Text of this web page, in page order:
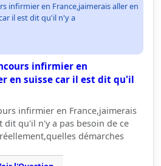
infirmier en France,jaimerais aller en
il est dit qu'il n'y a
infirmier en
en suisse car il est dit qu'il
infirmier en France,jaimerais
dit qu'il n'y a pas besoin de ce
démarches